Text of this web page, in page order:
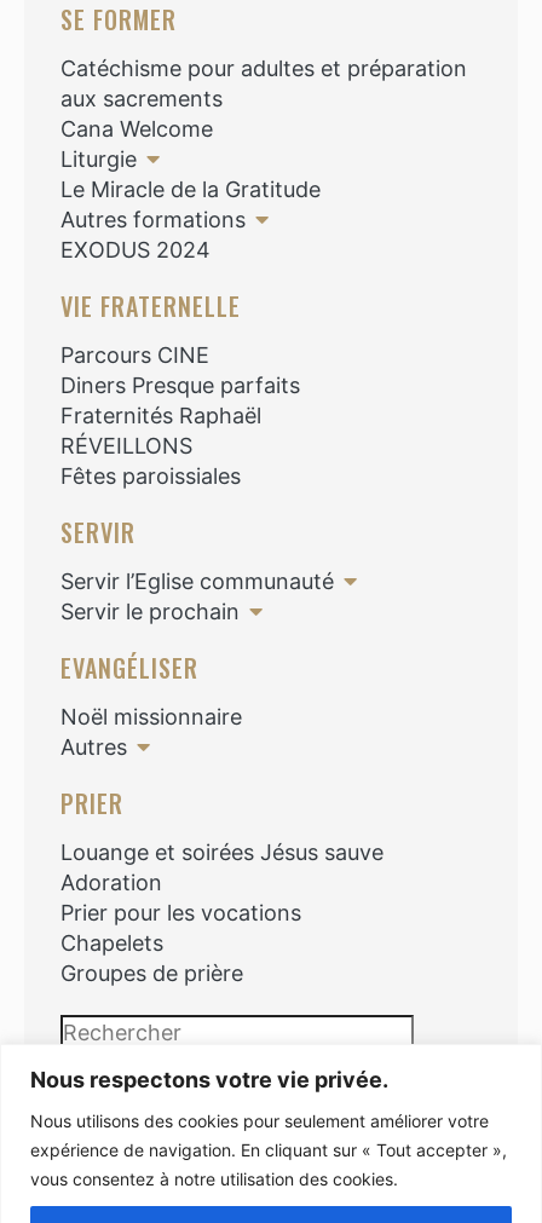
Nous respectons votre vie privée.
Nous utilisons des cookies pour seulement améliorer votre
expérience de navigation. En cliquant sur « Tout accepter »,
vous consentez à notre utilisation des cookies.
SE FORMER
Catéchisme pour adultes et préparation
aux sacrements
Cana Welcome
Liturgie
Le Miracle de la Gratitude
Autres formations
EXODUS 2024
VIE FRATERNELLE
Parcours CINE
Diners Presque parfaits
Fraternités Raphaël
RÉVEILLONS
Fêtes paroissiales
SERVIR
Servir l’Eglise communauté
Servir le prochain
EVANGÉLISER
Noël missionnaire
Autres
PRIER
Louange et soirées Jésus sauve
Adoration
Prier pour les vocations
Chapelets
Groupes de prière